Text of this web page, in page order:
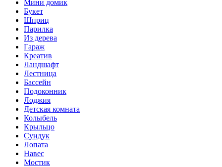
Мини домик
Букет
Шприц
Парилка
Из дерева
Гараж
Креатив
Ландшафт
Лестница
Бассейн
Подоконник
Лоджия
Детская комната
Колыбель
Крыльцо
Сундук
Лопата
Навес
Мостик